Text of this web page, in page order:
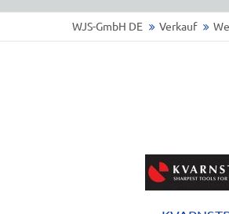
WJS-GmbH DE Verkauf